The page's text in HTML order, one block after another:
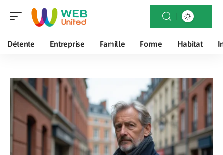
Détente Entreprise Famille Forme Habitat